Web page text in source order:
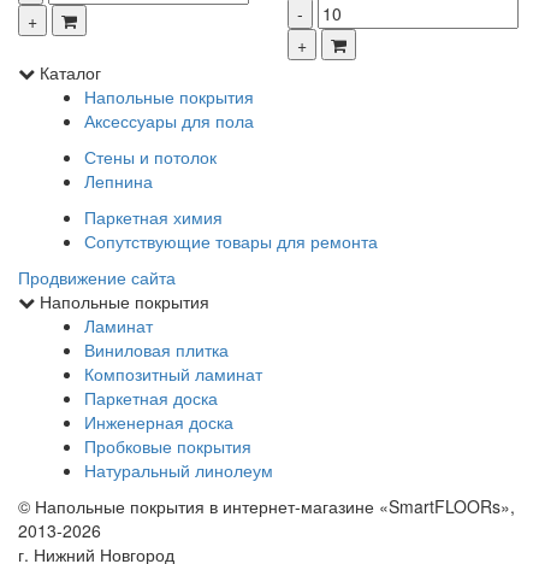
Каталог
Напольные покрытия
Аксессуары для пола
Стены и потолок
Лепнина
Паркетная химия
Сопутствующие товары для ремонта
Продвижение сайта
Напольные покрытия
Ламинат
Виниловая плитка
Композитный ламинат
Паркетная доска
Инженерная доска
Пробковые покрытия
Натуральный линолеум
© Напольные покрытия в интернет-магазине «SmartFLOORs»,
2013-2026
г. Нижний Новгород